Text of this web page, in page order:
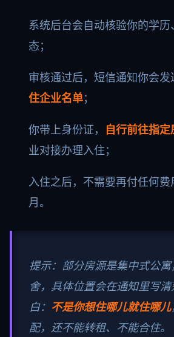
系统后台会自动核验你的学
态；
审核通过后，短信通知你会
住企业名单；
你带上身份证， 自行前往指
业对接办理入住；
入住之后，不需要再付任何费
月。
提示：部分房源是集中式公
舍，具体位置会在通知里写
白： 不是你想住哪儿就住哪儿
配，还不能转租、不能合住。